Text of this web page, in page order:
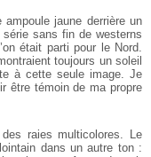
jaune derrière un
sans fin de westerns
était parti pour le Nord.
toujours un soleil
à cette seule image. Je
être témoin de ma propre
raies multicolores. Le
dans un autre ton :